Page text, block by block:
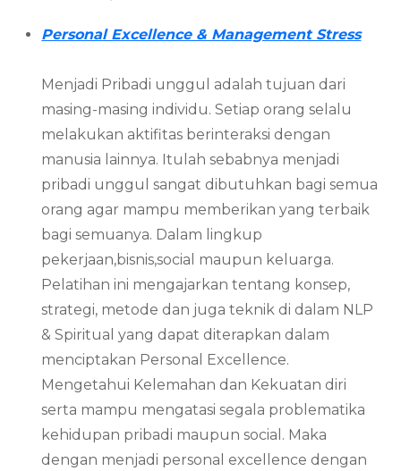
Personal Excellence & Management Stress
Menjadi Pribadi unggul adalah tujuan dari
masing-masing individu. Setiap orang selalu
melakukan aktifitas berinteraksi dengan
manusia lainnya. Itulah sebabnya menjadi
pribadi unggul sangat dibutuhkan bagi semua
orang agar mampu memberikan yang terbaik
bagi semuanya. Dalam lingkup
pekerjaan,bisnis,social maupun keluarga.
Pelatihan ini mengajarkan tentang konsep,
strategi, metode dan juga teknik di dalam NLP
& Spiritual yang dapat diterapkan dalam
menciptakan Personal Excellence.
Mengetahui Kelemahan dan Kekuatan diri
serta mampu mengatasi segala problematika
kehidupan pribadi maupun social. Maka
dengan menjadi personal excellence dengan